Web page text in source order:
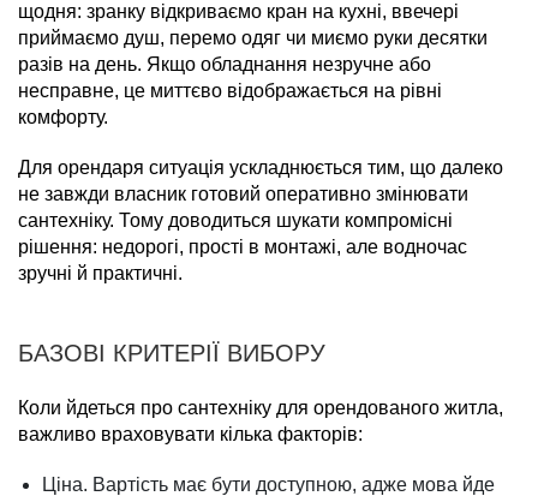
щодня: зранку відкриваємо кран на кухні, ввечері
приймаємо душ, перемо одяг чи миємо руки десятки
разів на день. Якщо обладнання незручне або
несправне, це миттєво відображається на рівні
комфорту.
Для орендаря ситуація ускладнюється тим, що далеко
не завжди власник готовий оперативно змінювати
сантехніку. Тому доводиться шукати компромісні
рішення: недорогі, прості в монтажі, але водночас
зручні й практичні.
БАЗОВІ КРИТЕРІЇ ВИБОРУ
Коли йдеться про сантехніку для орендованого житла,
важливо враховувати кілька факторів:
Ціна. Вартість має бути доступною, адже мова йде